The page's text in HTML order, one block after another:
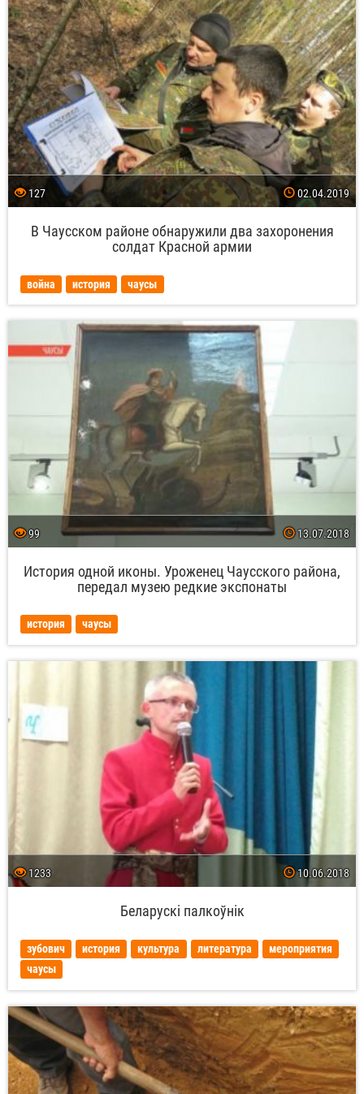
127 02.04.2019
В Чаусском районе обнаружили два захоронения
солдат Красной армии
война история чаусы
99 13.07.2018
История одной иконы. Уроженец Чаусского района,
передал музею редкие экспонаты
история чаусы
1233 10.06.2018
Беларускі палкоўнік
зубович история культура литература
мероприятия
чаусы